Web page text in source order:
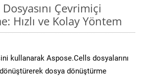
Çevrimiçi
Hızlı ve Kolay Yöntem
kullanarak Aspose.Cells dosyalarını
dosya dönüştürme